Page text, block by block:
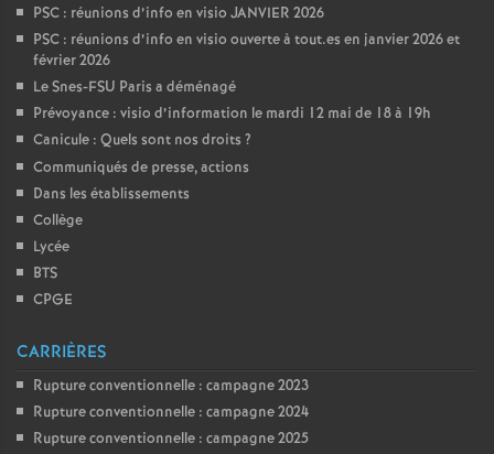
PSC : réunions d’info en visio JANVIER 2026
PSC : réunions d’info en visio ouverte à tout.es en janvier 2026 et
février 2026
Le Snes-FSU Paris a déménagé
Prévoyance : visio d’information le mardi 12 mai de 18 à 19h
Canicule : Quels sont nos droits ?
Communiqués de presse, actions
Dans les établissements
Collège
Lycée
BTS
CPGE
CARRIÈRES
Rupture conventionnelle : campagne 2023
Rupture conventionnelle : campagne 2024
Rupture conventionnelle : campagne 2025